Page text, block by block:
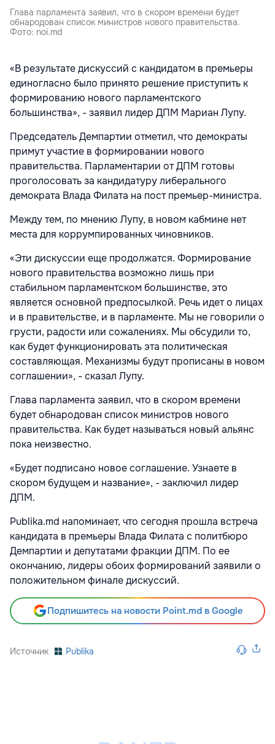
Глава парламента заявил, что в скором времени будет
обнародован список министров нового правительства.
Фото: noi.md
«В результате дискуссий с кандидатом в премьеры
единогласно было принято решение приступить к
формированию нового парламентского
большинства», - заявил лидер ДПМ Мариан Лупу.
Председатель Демпартии отметил, что демократы
примут участие в формировании нового
правительства. Парламентарии от ДПМ готовы
проголосовать за кандидатуру либерального
демократа Влада Филата на пост премьер-министра.
Между тем, по мнению Лупу, в новом кабмине нет
места для коррумпированных чиновников.
«Эти дискуссии еще продолжатся. Формирование
нового правительства возможно лишь при
стабильном парламентском большинстве, это
является основной предпосылкой. Речь идет о лицах
и в правительстве, и в парламенте. Мы не говорили о
грусти, радости или сожалениях. Мы обсудили то,
как будет функционировать эта политическая
составляющая. Механизмы будут прописаны в новом
соглашении», - сказал Лупу.
Глава парламента заявил, что в скором времени
будет обнародован список министров нового
правительства. Как будет называться новый альянс
пока неизвестно.
«Будет подписано новое соглашение. Узнаете в
скором будущем и название», - заключил лидер
ДПМ.
Publika.md напоминает, что сегодня прошла встреча
кандидата в премьеры Влада Филата с политбюро
Демпартии и депутатами фракции ДПМ. По ее
окончанию, лидеры обоих формирований заявили о
положительном финале дискуссий.
Подпишитесь на новости Point.md в Google
Источник Publika